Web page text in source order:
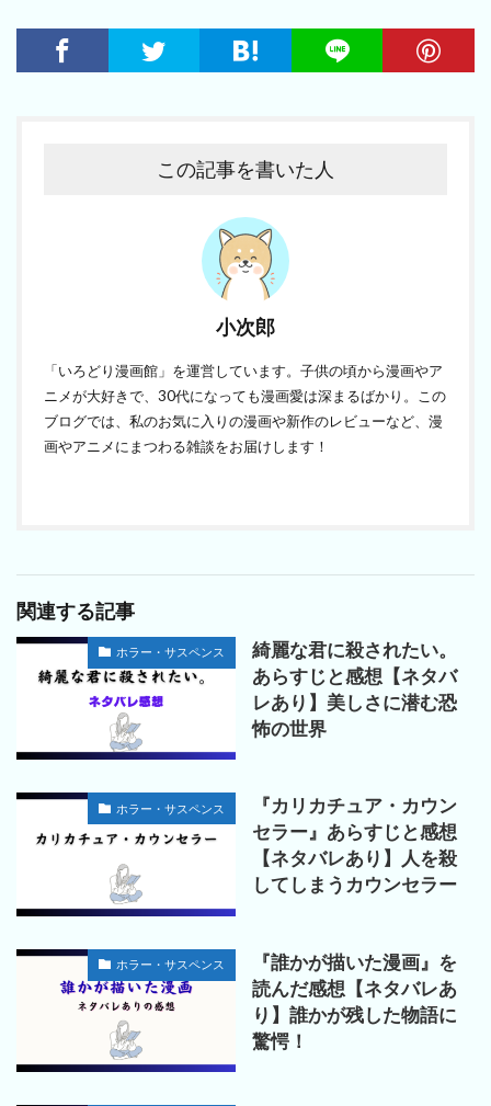
この記事を書いた人
小次郎
「いろどり漫画館」を運営しています。子供の頃から漫画やア
ニメが大好きで、30代になっても漫画愛は深まるばかり。この
ブログでは、私のお気に入りの漫画や新作のレビューなど、漫
画やアニメにまつわる雑談をお届けします！
関連する記事
ホラー・サスペンス
綺麗な君に殺されたい。
あらすじと感想【ネタバ
レあり】美しさに潜む恐
怖の世界
ホラー・サスペンス
『カリカチュア・カウン
セラー』あらすじと感想
【ネタバレあり】人を殺
してしまうカウンセラー
ホラー・サスペンス
『誰かが描いた漫画』を
読んだ感想【ネタバレあ
り】誰かが残した物語に
驚愕！